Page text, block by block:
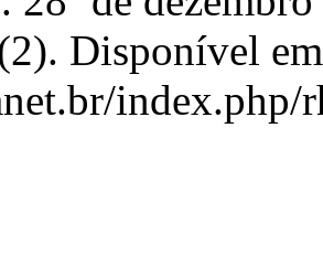
Disponível
index.php/